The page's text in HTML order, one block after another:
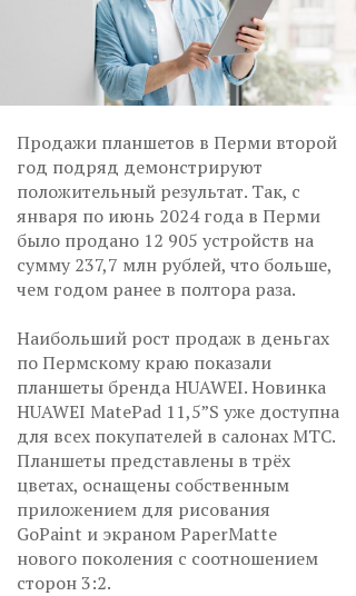
Продажи планшетов в Перми второй
год подряд демонстрируют
положительный результат. Так, с
января по июнь 2024 года в Перми
было продано 12 905 устройств на
сумму 237,7 млн рублей, что больше,
чем годом ранее в полтора раза.
Наибольший рост продаж в деньгах
по Пермскому краю показали
планшеты бренда HUAWEI. Новинка
HUAWEI MatePad 11,5”S уже доступна
для всех покупателей в салонах МТС.
Планшеты представлены в трёх
цветах, оснащены собственным
приложением для рисования
GoPaint и экраном PaperMatte
нового поколения с соотношением
сторон 3:2.